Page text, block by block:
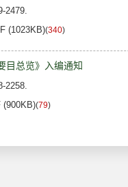
2479.
(1023KB)(340)
目总览》入编通知
2258.
(900KB)(79)